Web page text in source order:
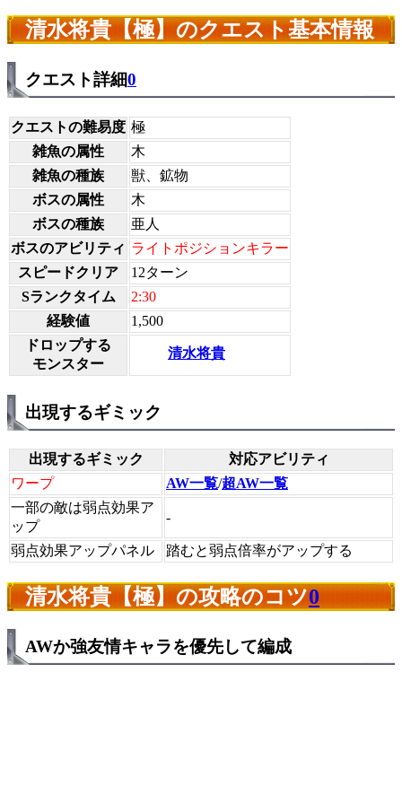
清水将貴【極】のクエスト基本情報
クエスト詳細0
クエストの難易度 極
雑魚の属性
木
雑魚の種族
獣、鉱物
ボスの属性
木
ボスの種族
亜人
ボスのアビリティ ライトポジションキラー
スピードクリア
12ターン
Sランクタイム
2:30
経験値
1,500
ドロップする
モンスター
清水将貴
出現するギミック
出現するギミック
対応アビリティ
ワープ
AW一覧/超AW一覧
一部の敵は弱点効果ア
ップ
-
弱点効果アップパネル 踏むと弱点倍率がアップする
清水将貴【極】の攻略のコツ0
AWか強友情キャラを優先して編成